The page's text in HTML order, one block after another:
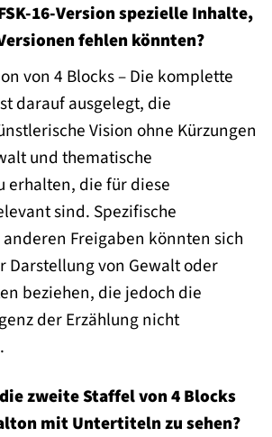
16-Version spezielle Inhalte,
fehlen könnten?
von 4 Blocks – Die komplette
darauf ausgelegt, die
Vision ohne Kürzungen
und thematische
erhalten, die für diese
sind. Spezifische
Freigaben könnten sich
Darstellung von Gewalt oder
beziehen, die jedoch die
der Erzählung nicht
zweite Staffel von 4 Blocks
mit Untertiteln zu sehen?